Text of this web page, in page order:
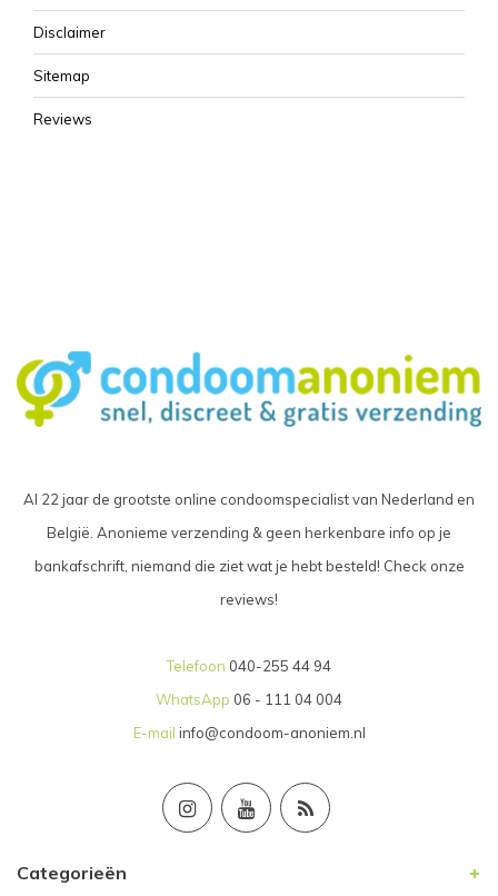
Disclaimer
Sitemap
Reviews
Al 22 jaar de grootste online condoomspecialist van Nederland en
België. Anonieme verzending & geen herkenbare info op je
bankafschrift, niemand die ziet wat je hebt besteld! Check onze
reviews!
Telefoon 040-255 44 94
WhatsApp 06 - 111 04 004
E-mail info@condoom-anoniem.nl
Categorieën